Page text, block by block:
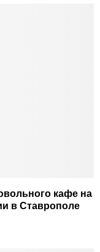
кафе на
в Ставрополе